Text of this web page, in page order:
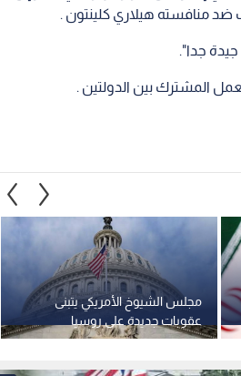
جدا".
المشترك بين الدولتين .
مجلس الشيوخ الأمريكي يتبنى
عقوبات جديدة على روسيا
تستهدف قطاع الطاقة